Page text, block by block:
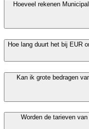
Hoeveel rekenen
Hoe lang duurt het bij EUR
Kan ik grote bedragen
Worden de tarieven